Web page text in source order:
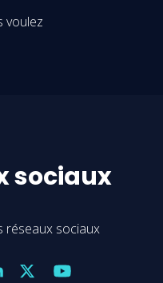
voulez
sociaux
réseaux sociaux